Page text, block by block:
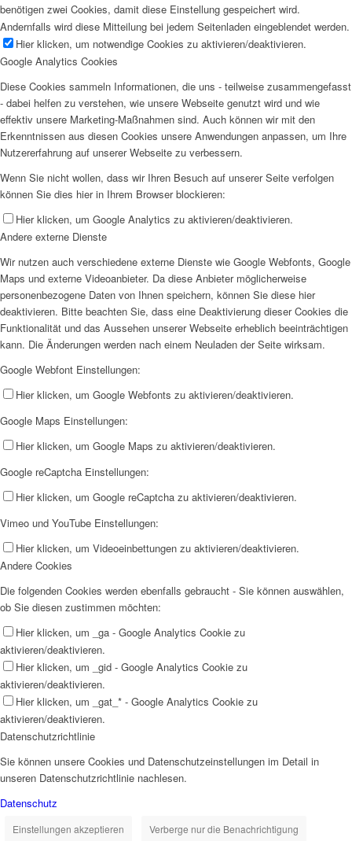
benötigen zwei Cookies, damit diese Einstellung gespeichert wird.
Andernfalls wird diese Mitteilung bei jedem Seitenladen eingeblendet werden.
Hier klicken, um notwendige Cookies zu aktivieren/deaktivieren.
Google Analytics Cookies
Diese Cookies sammeln Informationen, die uns - teilweise zusammengefasst
- dabei helfen zu verstehen, wie unsere Webseite genutzt wird und wie
effektiv unsere Marketing-Maßnahmen sind. Auch können wir mit den
Erkenntnissen aus diesen Cookies unsere Anwendungen anpassen, um Ihre
Nutzererfahrung auf unserer Webseite zu verbessern.
Wenn Sie nicht wollen, dass wir Ihren Besuch auf unserer Seite verfolgen
können Sie dies hier in Ihrem Browser blockieren:
Hier klicken, um Google Analytics zu aktivieren/deaktivieren.
Andere externe Dienste
Wir nutzen auch verschiedene externe Dienste wie Google Webfonts, Google
Maps und externe Videoanbieter. Da diese Anbieter möglicherweise
personenbezogene Daten von Ihnen speichern, können Sie diese hier
deaktivieren. Bitte beachten Sie, dass eine Deaktivierung dieser Cookies die
Funktionalität und das Aussehen unserer Webseite erheblich beeinträchtigen
kann. Die Änderungen werden nach einem Neuladen der Seite wirksam.
Google Webfont Einstellungen:
Hier klicken, um Google Webfonts zu aktivieren/deaktivieren.
Google Maps Einstellungen:
Hier klicken, um Google Maps zu aktivieren/deaktivieren.
Google reCaptcha Einstellungen:
Hier klicken, um Google reCaptcha zu aktivieren/deaktivieren.
Vimeo und YouTube Einstellungen:
Hier klicken, um Videoeinbettungen zu aktivieren/deaktivieren.
Andere Cookies
Die folgenden Cookies werden ebenfalls gebraucht - Sie können auswählen,
ob Sie diesen zustimmen möchten:
Hier klicken, um _ga - Google Analytics Cookie zu
aktivieren/deaktivieren.
Hier klicken, um _gid - Google Analytics Cookie zu
aktivieren/deaktivieren.
Hier klicken, um _gat_* - Google Analytics Cookie zu
aktivieren/deaktivieren.
Datenschutzrichtlinie
Sie können unsere Cookies und Datenschutzeinstellungen im Detail in
unseren Datenschutzrichtlinie nachlesen.
Datenschutz
Einstellungen akzeptieren Verberge nur die Benachrichtigung